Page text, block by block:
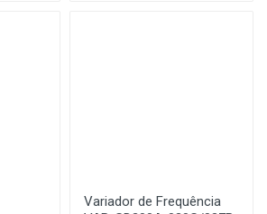
Variador de Frequência